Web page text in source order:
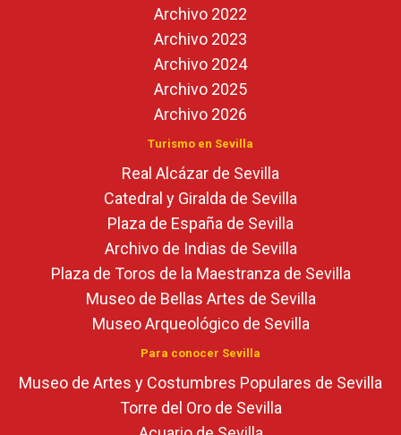
Archivo 2022
Archivo 2023
Archivo 2024
Archivo 2025
Archivo 2026
Turismo en Sevilla
Real Alcázar de Sevilla
Catedral y Giralda de Sevilla
Plaza de España de Sevilla
Archivo de Indias de Sevilla
Plaza de Toros de la Maestranza de Sevilla
Museo de Bellas Artes de Sevilla
Museo Arqueológico de Sevilla
Para conocer Sevilla
Museo de Artes y Costumbres Populares de Sevilla
Torre del Oro de Sevilla